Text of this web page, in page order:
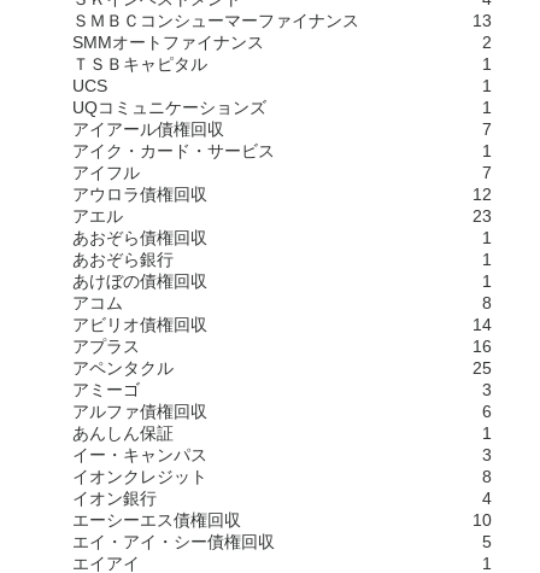
ＳＭＢＣコンシューマーファイナンス
13
SMMオートファイナンス
2
ＴＳＢキャピタル
1
UCS
1
UQコミュニケーションズ
1
アイアール債権回収
7
アイク・カード・サービス
1
アイフル
7
アウロラ債権回収
12
アエル
23
あおぞら債権回収
1
あおぞら銀行
1
あけぼの債権回収
1
アコム
8
アビリオ債権回収
14
アプラス
16
アペンタクル
25
アミーゴ
3
アルファ債権回収
6
あんしん保証
1
イー・キャンパス
3
イオンクレジット
8
イオン銀行
4
エーシーエス債権回収
10
エイ・アイ・シー債権回収
5
エイアイ
1